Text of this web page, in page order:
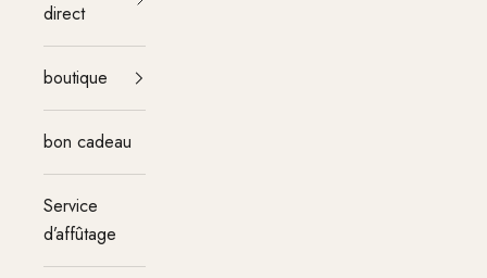
direct
boutique
bon cadeau
Service
d’affûtage